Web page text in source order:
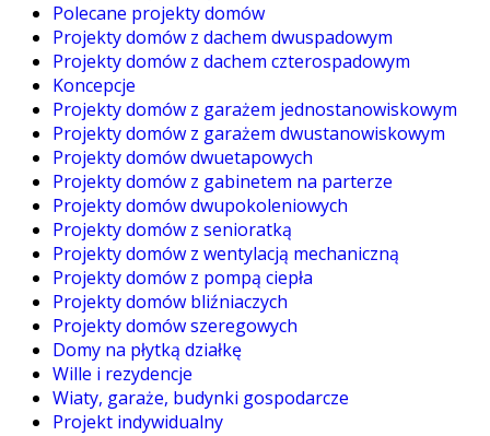
Polecane projekty domów
Projekty domów z dachem dwuspadowym
Projekty domów z dachem czterospadowym
Koncepcje
Projekty domów z garażem jednostanowiskowym
Projekty domów z garażem dwustanowiskowym
Projekty domów dwuetapowych
Projekty domów z gabinetem na parterze
Projekty domów dwupokoleniowych
Projekty domów z senioratką
Projekty domów z wentylacją mechaniczną
Projekty domów z pompą ciepła
Projekty domów bliźniaczych
Projekty domów szeregowych
Domy na płytką działkę
Wille i rezydencje
Wiaty, garaże, budynki gospodarcze
Projekt indywidualny